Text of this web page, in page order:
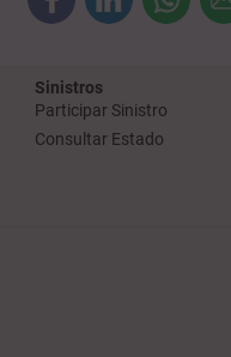
Sinistros
Participar Sinistro
Consultar Estado